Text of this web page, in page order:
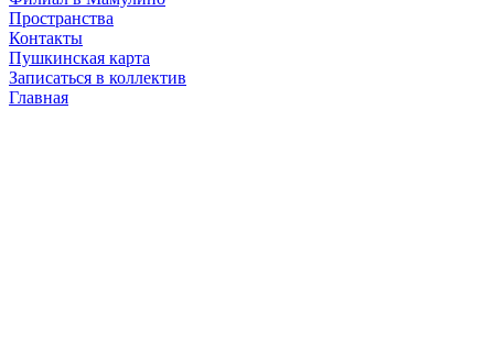
Пространства
Контакты
Пушкинская карта
Записаться в коллектив
Главная